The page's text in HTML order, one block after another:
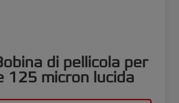
di pellicola per
125 micron lucida